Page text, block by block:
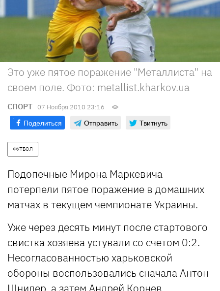
Это уже пятое поражение "Металлиста" на
своем поле. Фото: metallist.kharkov.ua
СПОРТ 07 Ноября 2010 23:16
Поделиться Отправить Твитнуть
ФУТБОЛ
Подопечные Мирона Маркевича
потерпели пятое поражение в домашних
матчах в текущем чемпионате Украины.
Уже через десять минут после стартового
свистка хозяева устували со счетом 0:2.
Несогласованностью харьковской
обороны воспользовались сначала Антон
Шнидер, а затем Андрей Корнев.